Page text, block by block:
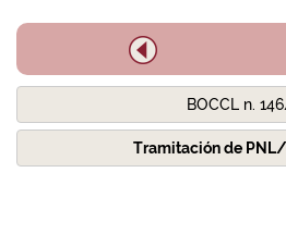
BOCCL n.
Tramitación de